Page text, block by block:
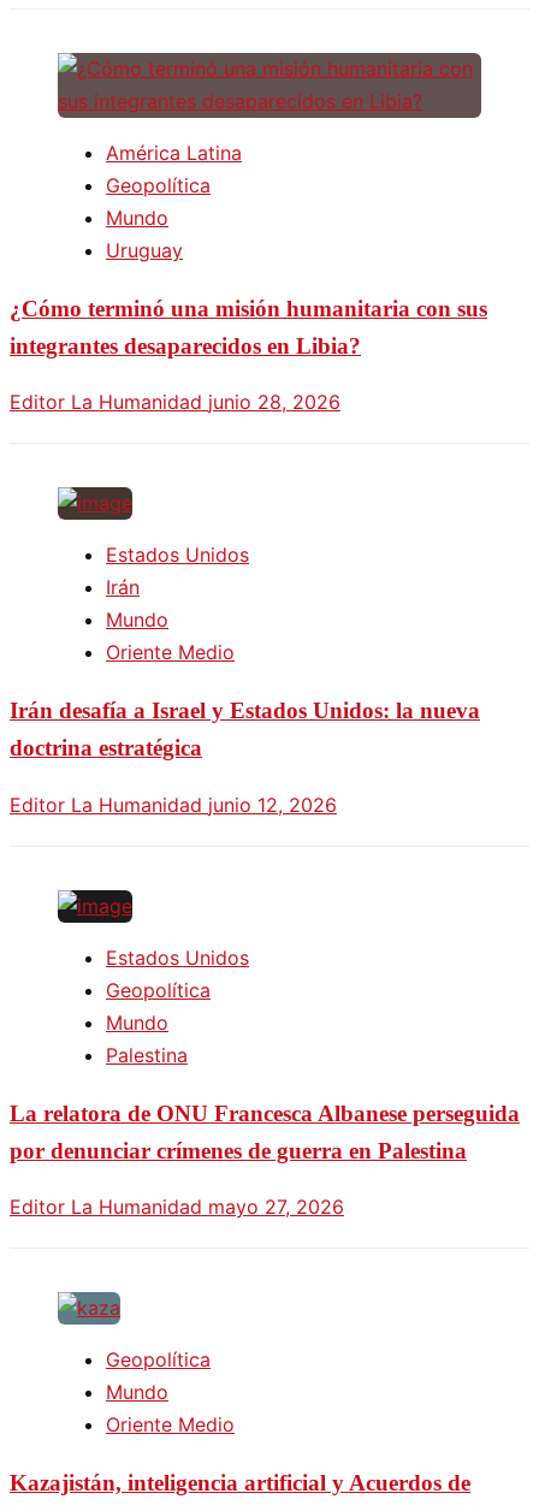
América Latina
Geopolítica
Mundo
Uruguay
¿Cómo terminó una misión humanitaria con sus
integrantes desaparecidos en Libia?
Editor La Humanidad junio 28, 2026
Estados Unidos
Irán
Mundo
Oriente Medio
Irán desafía a Israel y Estados Unidos: la nueva
doctrina estratégica
Editor La Humanidad junio 12, 2026
Estados Unidos
Geopolítica
Mundo
Palestina
La relatora de ONU Francesca Albanese perseguida
por denunciar crímenes de guerra en Palestina
Editor La Humanidad mayo 27, 2026
Geopolítica
Mundo
Oriente Medio
Kazajistán, inteligencia artificial y Acuerdos de